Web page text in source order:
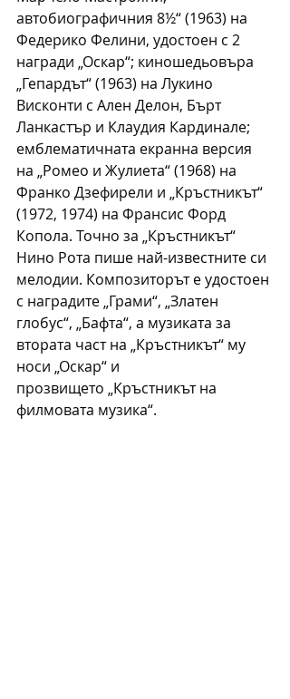
автобиографичния 8½“ (1963) на
Федерико Фелини, удостоен с 2
награди „Оскар“; киношедьовъра
„Гепардът“ (1963) на Лукино
Висконти с Ален Делон, Бърт
Ланкастър и Клаудия Кардинале;
емблематичната екранна версия
на „Ромео и Жулиета“ (1968) на
Франко Дзефирели и „Кръстникът“
(1972, 1974) на Франсис Форд
Копола. Точно за „Кръстникът“
Нино Рота пише най-известните си
мелодии. Композиторът е удостоен
с наградите „Грами“, „Златен
глобус“, „Бафта“, а музиката за
втората част на „Кръстникът“ му
носи „Оскар“ и
прозвището „Кръстникът на
филмовата музика“.